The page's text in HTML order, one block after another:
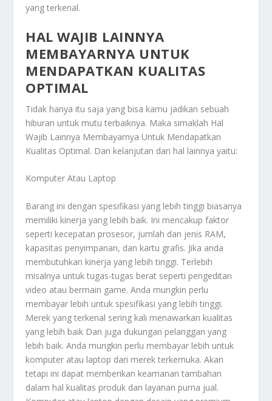
yang terkenal.
HAL WAJIB LAINNYA
MEMBAYARNYA UNTUK
MENDAPATKAN KUALITAS
OPTIMAL
Tidak hanya itu saja yang bisa kamu jadikan sebuah
hiburan untuk mutu terbaiknya. Maka simaklah Hal
Wajib Lainnya Membayarnya Untuk Mendapatkan
Kualitas Optimal. Dan kelanjutan dari hal lainnya yaitu:
Komputer Atau Laptop
Barang ini dengan spesifikasi yang lebih tinggi biasanya
memiliki kinerja yang lebih baik. Ini mencakup faktor
seperti kecepatan prosesor, jumlah dan jenis RAM,
kapasitas penyimpanan, dan kartu grafis. Jika anda
membutuhkan kinerja yang lebih tinggi. Terlebih
misalnya untuk tugas-tugas berat seperti pengeditan
video atau bermain game. Anda mungkin perlu
membayar lebih untuk spesifikasi yang lebih tinggi.
Merek yang terkenal sering kali menawarkan kualitas
yang lebih baik Dan juga dukungan pelanggan yang
lebih baik. Anda mungkin perlu membayar lebih untuk
komputer atau laptop dari merek terkemuka. Akan
tetapi ini dapat memberikan keamanan tambahan
dalam hal kualitas produk dan layanan purna jual.